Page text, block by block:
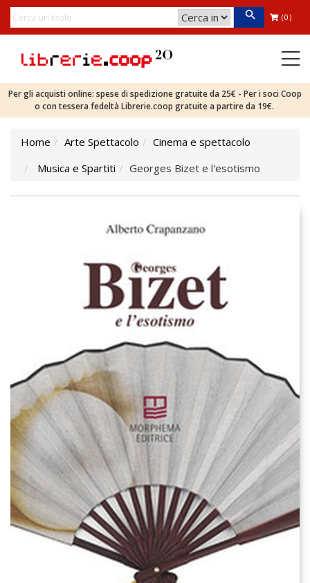
(0)
Per gli acquisti online: spese di spedizione gratuite da 25€ - Per i soci Coop
o con tessera fedeltà Librerie.coop gratuite a partire da 19€.
Home Arte Spettacolo
Cinema e spettacolo
Musica e Spartiti
Georges Bizet e l'esotismo